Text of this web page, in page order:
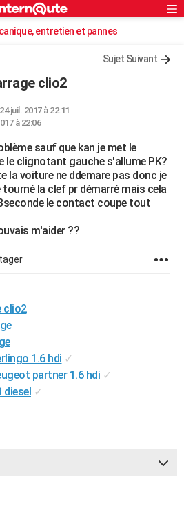
Rechercher
S'inscrire
Connexionentretien et pannes
Sujet Suivant
clio2
juil. 2017 à 22:11
à 22:06
sauf que kan je met le
le clignotant gauche s'allume PK?
la voiture ne ddemare pas donc je
la clef pr démarré mais cela
le contact coupe tout
m'aider ??
clio2
1.6 hdi ✓
partner 1.6 hdi ✓
diesel ✓